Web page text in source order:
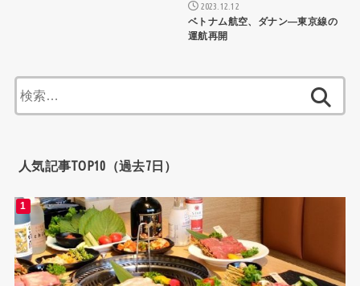
2023.12.12
ベトナム航空、ダナン―東京線の
運航再開
索:
人気記事TOP10（過去7日）